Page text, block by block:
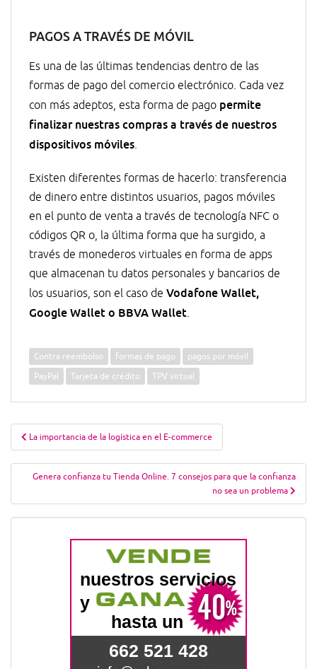
PAGOS A TRAVÉS DE MÓVIL
Es una de las últimas tendencias dentro de las
formas de pago del comercio electrónico. Cada vez
con más adeptos, esta forma de pago permite
finalizar nuestras compras a través de nuestros
dispositivos móviles.
Existen diferentes formas de hacerlo: transferencia
de dinero entre distintos usuarios, pagos móviles
en el punto de venta a través de tecnología NFC o
códigos QR o, la última forma que ha surgido, a
través de monederos virtuales en forma de apps
que almacenan tu datos personales y bancarios de
los usuarios, son el caso de Vodafone Wallet,
Google Wallet o BBVA Wallet.
Contra reembolso formas de pago
pagos por móvil
PayPal
Tarjeta de crédito TPV virtual
Navegación
de
entradas
La importancia de la logística en el E-commerce
Genera confianza tu Tienda Online. 7 consejos para que la confianza
no sea un problema